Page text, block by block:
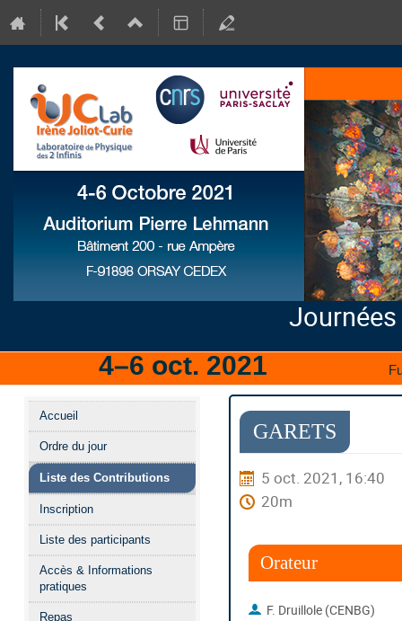
Journées
4–6 oct. 2021
Menu
de
l'événement
Accueil
Ordre du jour
Liste des Contributions
Inscription
Liste des participants
Accès & Informations
pratiques
Repas
GARETS
5 oct. 2021, 16:40
20m
Orateur
F. Druillole (CENBG)